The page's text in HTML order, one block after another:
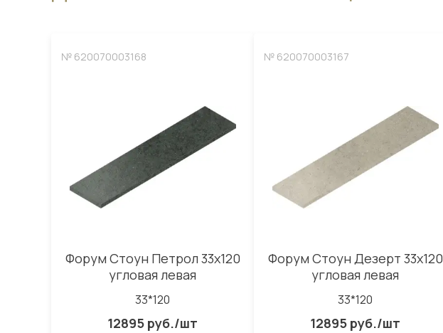
№ 620070003168
Форум Стоун Петрол 33x120
угловая левая
33*120
12895 руб./шт
№ 620070003167
Форум Стоун Дезерт 33x120
угловая левая
33*120
12895 руб./шт